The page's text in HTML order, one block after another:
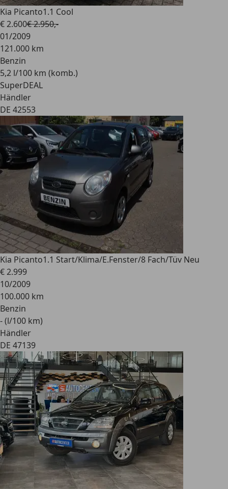
Kia Picanto1.1 Cool
€ 2.600€ 2.950,-
01/2009
121.000 km
Benzin
5,2 l/100 km (komb.)
SuperDEAL
Händler
DE 42553
Kia Picanto1.1 Start/Klima/E.Fenster/8 Fach/Tüv Neu
€ 2.999
10/2009
100.000 km
Benzin
- (l/100 km)
Händler
DE 47139